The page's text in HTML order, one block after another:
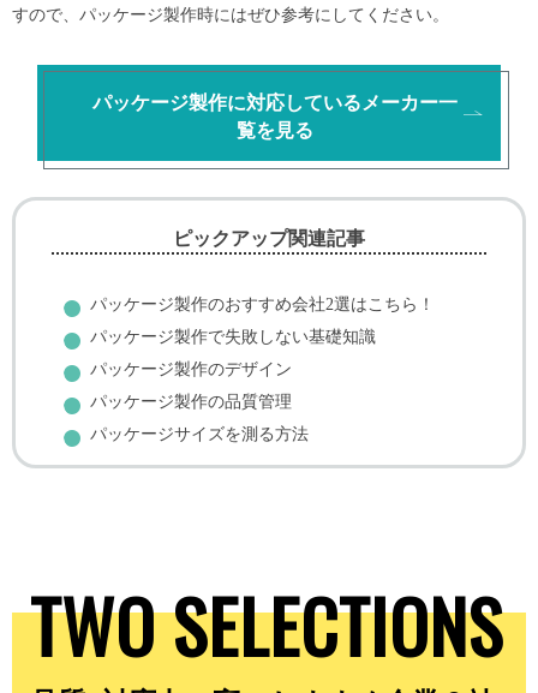
すので、パッケージ製作時にはぜひ参考にしてください。
パッケージ製作に対応しているメーカー一
覧を見る
ピックアップ関連記事
パッケージ製作のおすすめ会社2選はこちら！
パッケージ製作で失敗しない基礎知識
パッケージ製作のデザイン
パッケージ製作の品質管理
パッケージサイズを測る方法
TWO SELECTIONS